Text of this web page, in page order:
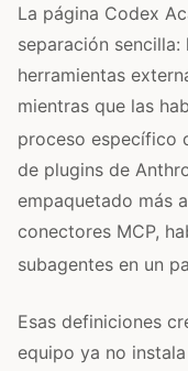
La página Codex
separación
herramientas
mientras que las
proceso específico
de plugins de
empaquetado más
conectores MCP,
subagentes en un
Esas definiciones
equipo ya no